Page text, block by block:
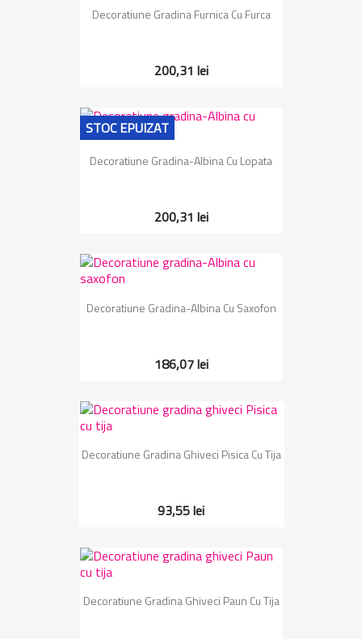
Decoratiune Gradina Furnica Cu Furca
200,31 lei
Decoratiune Gradina-Albina Cu Lopata
200,31 lei
STOC EPUIZAT
Decoratiune Gradina-Albina Cu Saxofon
186,07 lei
Decoratiune Gradina Ghiveci Pisica Cu Tija
93,55 lei
Decoratiune Gradina Ghiveci Paun Cu Tija